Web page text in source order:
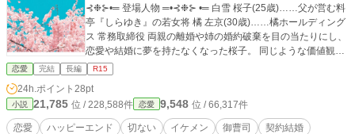
⊰❉⊱•═ 登場人物 ═•⊰❉⊱ •═ 白雪 桜子(25歳)……父が営む料
亭『しらゆき』の若女将 橘 左京(30歳)……橘ホールディング
ス 常務取締役 両親の離婚や姉の婚約破棄を目の当たりにし、
恋愛や結婚に夢を持たなくなった桜子。 同じような価値観の
左京とお見合いし、愛のない結婚をすることに。 そこから二
人の本当の恋が始まった。
恋愛 完結 長編 R15
24h.ポイント 28pt
小説 21,785 位 / 228,588件 恋愛 9,548 位 / 66,317件
恋愛 ハッピーエンド 切ない イケメン 御曹司 契約結婚